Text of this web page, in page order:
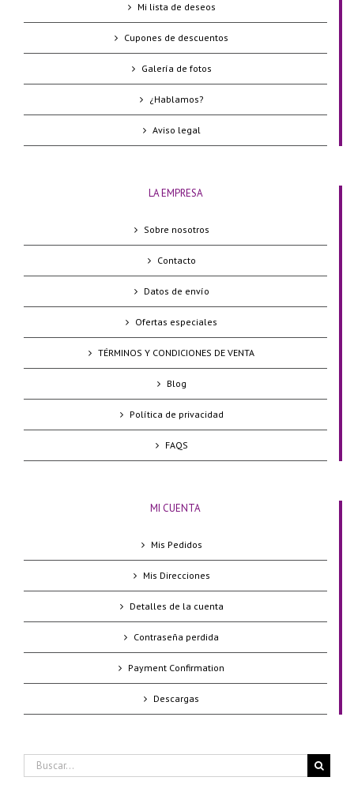
Mi lista de deseos
Cupones de descuentos
Galería de fotos
¿Hablamos?
Aviso legal
LA EMPRESA
Sobre nosotros
Contacto
Datos de envío
Ofertas especiales
TÉRMINOS Y CONDICIONES DE VENTA
Blog
Política de privacidad
FAQS
MI CUENTA
Mis Pedidos
Mis Direcciones
Detalles de la cuenta
Contraseña perdida
Payment Confirmation
Descargas
Buscar: